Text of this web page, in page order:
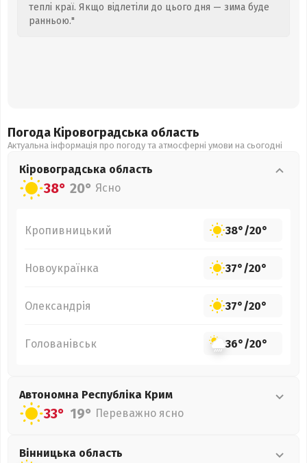
теплі краї. Якщо відлетіли до цього дня — зима буде
ранньою."
Погода Кіровоградська область
Актуальна інформація про погоду та атмосферні умови на сьогодні
Кіровоградська область
38° 20° Ясно
Кропивницький 38°/20°
Новоукраїнка 37°/20°
Олександрія 37°/20°
Голованівськ 36°/20°
Автономна Республіка Крим
33° 19° Переважно ясно
Вінницька область